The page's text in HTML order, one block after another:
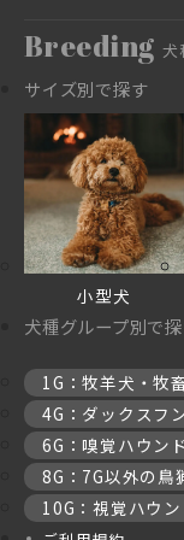
Breeding 犬
サイズ別で探す
小型犬
犬種グループ別で
1G：牧羊犬・牧
4G：ダックスフ
6G：嗅覚ハウン
8G：7G以外の鳥
10G：視覚ハウン